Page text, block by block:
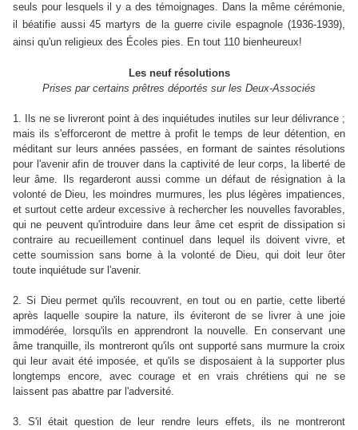
seuls pour lesquels il y a des témoignages. Dans la même cérémonie,
il béatifie aussi 45 martyrs de la guerre civile espagnole (1936-1939),
ainsi qu'un religieux des Écoles pies. En tout 110 bienheureux!
Les neuf résolutions
Prises par certains prêtres déportés sur les Deux-Associés
1. Ils ne se livreront point à des inquiétudes inutiles sur leur délivrance ;
mais ils s'efforceront de mettre à profit le temps de leur détention, en
méditant sur leurs années passées, en formant de saintes résolutions
pour l'avenir afin de trouver dans la captivité de leur corps, la liberté de
leur âme. Ils regarderont aussi comme un défaut de résignation à la
volonté de Dieu, les moindres murmures, les plus légères impatiences,
et surtout cette ardeur excessive à rechercher les nouvelles favorables,
qui ne peuvent qu'introduire dans leur âme cet esprit de dissipation si
contraire au recueillement continuel dans lequel ils doivent vivre, et
cette soumission sans borne à la volonté de Dieu, qui doit leur ôter
toute inquiétude sur l'avenir.
2. Si Dieu permet qu'ils recouvrent, en tout ou en partie, cette liberté
après laquelle soupire la nature, ils éviteront de se livrer à une joie
immodérée, lorsqu'ils en apprendront la nouvelle. En conservant une
âme tranquille, ils montreront qu'ils ont supporté sans murmure la croix
qui leur avait été imposée, et qu'ils se disposaient à la supporter plus
longtemps encore, avec courage et en vrais chrétiens qui ne se
laissent pas abattre par l'adversité.
3. S'il était question de leur rendre leurs effets, ils ne montreront